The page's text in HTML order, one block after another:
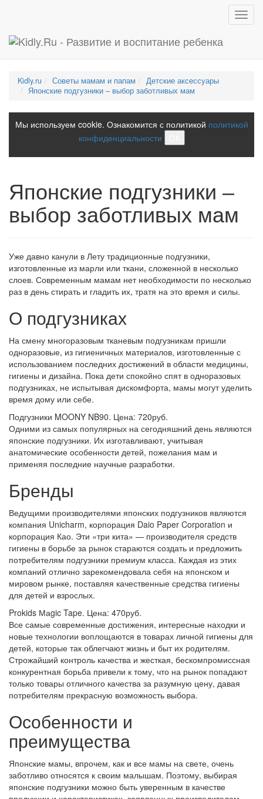
Kidly.ru Советы мамам и папам
Детские аксессуары
Японские подгузники – выбор заботливых мам
Мы используем cookie. Ознакомится с политикой политикой
конфиденциальности
Японские подгузники –
выбор заботливых мам
Уже давно канули в Лету традиционные подгузники,
изготовленные из марли или ткани, сложенной в несколько
слоев. Современным мамам нет необходимости по несколько
раз в день стирать и гладить их, тратя на это время и силы.
О подгузниках
На смену многоразовым тканевым подгузникам пришли
одноразовые, из гигиеничных материалов, изготовленные с
использованием последних достижений в области медицины,
гигиены и дизайна. Пока дети спокойно спят в одноразовых
подгузниках, не испытывая дискомфорта, мамы могут уделить
время дому или себе.
Подгузники MOONY NB90. Цена: 720руб.
Одними из самых популярных на сегодняшний день являются
японские подгузники. Их изготавливают, учитывая
анатомические особенности детей, пожелания мам и
применяя последние научные разработки.
Бренды
Ведущими производителями японских подгузников являются
компания Unicharm, корпорация Daio Paper Corporation и
корпорация Као. Эти «три кита» — производителя средств
гигиены в борьбе за рынок стараются создать и предложить
потребителям подгузники премиум класса. Каждая из этих
компаний отлично зарекомендовала себя на японском и
мировом рынке, поставляя качественные средства гигиены
для детей и взрослых.
Prokids Маgic Tape. Цена: 470руб.
Все самые современные достижения, интересные находки и
новые технологии воплощаются в товарах личной гигиены для
детей, которые так облегчают жизнь и быт их родителям.
Строжайший контроль качества и жесткая, бескомпромиссная
конкурентная борьба привели к тому, что на рынок попадают
только товары отличного качества за разумную цену, давая
потребителям прекрасную возможность выбора.
Особенности и
преимущества
Японские мамы, впрочем, как и все мамы на свете, очень
заботливо относятся к своим малышам. Поэтому, выбирая
японские подгузники можно быть уверенным в качестве